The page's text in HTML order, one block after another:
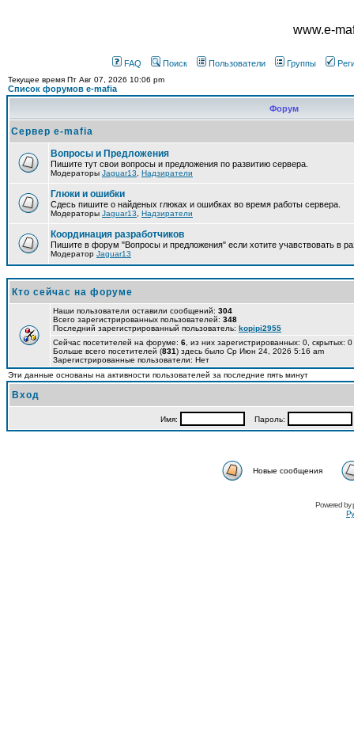
www.e-
FAQ Поиск Пользователи Группы
Текущее время Пт Авг 07, 2026 10:06 pm
Список форумов e-mafia
Форум
Сервер e-mafia
Вопросы и Предложения
Пишите тут свои вопросы и предложения по развитию сервера.
Модераторы Jaguar13 Надзиратели
Глюки и ошибки
Сдесь пишите о найденых глюках и ошибках во время работы сервера.
Модераторы Jaguar13 Надзиратели
Координация разработчиков
Пишите в форум "Вопросы и предложения" если хотите учавствовать в
Модератор Jaguar13
Кто сейчас на форуме
Наши пользователи оставили сообщений: 304
Всего зарегистрированных пользователей: 348
Последний зарегистрированный пользователь: kopipi2955
Сейчас посетителей на форуме: 6 , из них зарегистрированных: 0, скрытых:
Больше всего посетителей (831) здесь было Ср Июн 24, 2026 5:16 am
Зарегистрированные пользователи: Нет
Эти данные основаны на активности пользователей за последние пять минут
Вход
Имя: Пароль:
Новые сообщения
Powered by